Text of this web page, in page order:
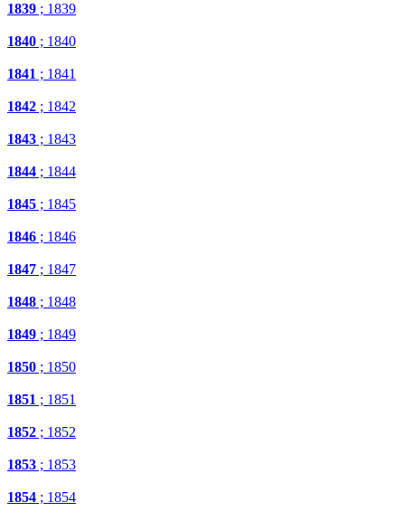
1839 ; 1839
1840 ; 1840
1841 ; 1841
1842 ; 1842
1843 ; 1843
1844 ; 1844
1845 ; 1845
1846 ; 1846
1847 ; 1847
1848 ; 1848
1849 ; 1849
1850 ; 1850
1851 ; 1851
1852 ; 1852
1853 ; 1853
1854 ; 1854